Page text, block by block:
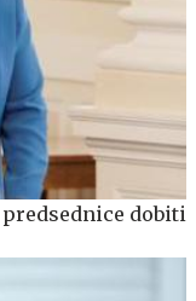
predsednice dobiti